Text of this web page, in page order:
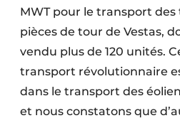
MWT pour le transport
pièces de tour de Vestas,
vendu plus de 120 unités.
transport révolutionnaire
dans le transport des
et nous constatons que